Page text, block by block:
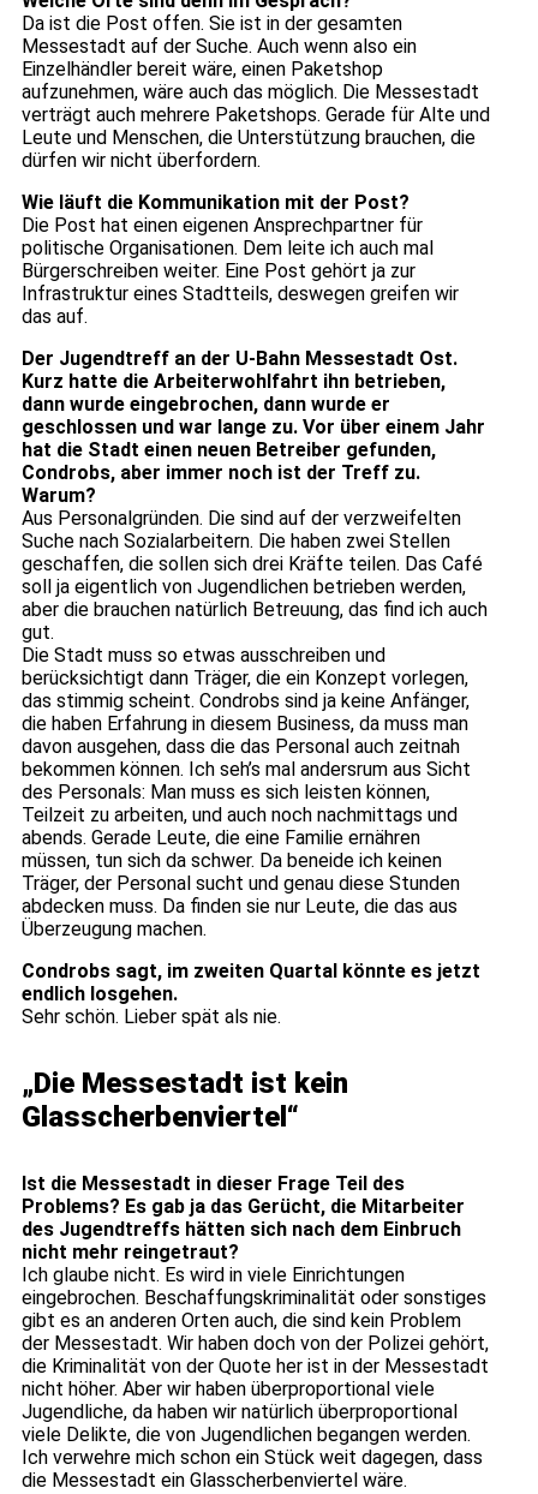
Da ist die Post offen. Sie ist in der gesamten
Messestadt auf der Suche. Auch wenn also ein
Einzelhändler bereit wäre, einen Paketshop
aufzunehmen, wäre auch das möglich. Die Messestadt
verträgt auch mehrere Paketshops. Gerade für Alte und
Leute und Menschen, die Unterstützung brauchen, die
dürfen wir nicht überfordern.
Wie läuft die Kommunikation mit der Post?
Die Post hat einen eigenen Ansprechpartner für
politische Organisationen. Dem leite ich auch mal
Bürgerschreiben weiter. Eine Post gehört ja zur
Infrastruktur eines Stadtteils, deswegen greifen wir
das auf.
Der Jugendtreff an der U-Bahn Messestadt Ost.
Kurz hatte die Arbeiterwohlfahrt ihn betrieben,
dann wurde eingebrochen, dann wurde er
geschlossen und war lange zu. Vor über einem Jahr
hat die Stadt einen neuen Betreiber gefunden,
Condrobs, aber immer noch ist der Treff zu.
Warum?
Aus Personalgründen. Die sind auf der verzweifelten
Suche nach Sozialarbeitern. Die haben zwei Stellen
geschaffen, die sollen sich drei Kräfte teilen. Das Café
soll ja eigentlich von Jugendlichen betrieben werden,
aber die brauchen natürlich Betreuung, das find ich auch
gut.
Die Stadt muss so etwas ausschreiben und
berücksichtigt dann Träger, die ein Konzept vorlegen,
das stimmig scheint. Condrobs sind ja keine Anfänger,
die haben Erfahrung in diesem Business, da muss man
davon ausgehen, dass die das Personal auch zeitnah
bekommen können. Ich seh’s mal andersrum aus Sicht
des Personals: Man muss es sich leisten können,
Teilzeit zu arbeiten, und auch noch nachmittags und
abends. Gerade Leute, die eine Familie ernähren
müssen, tun sich da schwer. Da beneide ich keinen
Träger, der Personal sucht und genau diese Stunden
abdecken muss. Da finden sie nur Leute, die das aus
Überzeugung machen.
Condrobs sagt, im zweiten Quartal könnte es jetzt
endlich losgehen.
Sehr schön. Lieber spät als nie.
„Die Messestadt ist kein
Glasscherbenviertel“
Ist die Messestadt in dieser Frage Teil des
Problems? Es gab ja das Gerücht, die Mitarbeiter
des Jugendtreffs hätten sich nach dem Einbruch
nicht mehr reingetraut?
Ich glaube nicht. Es wird in viele Einrichtungen
eingebrochen. Beschaffungskriminalität oder sonstiges
gibt es an anderen Orten auch, die sind kein Problem
der Messestadt. Wir haben doch von der Polizei gehört,
die Kriminalität von der Quote her ist in der Messestadt
nicht höher. Aber wir haben überproportional viele
Jugendliche, da haben wir natürlich überproportional
viele Delikte, die von Jugendlichen begangen werden.
Ich verwehre mich schon ein Stück weit dagegen, dass
die Messestadt ein Glasscherbenviertel wäre.